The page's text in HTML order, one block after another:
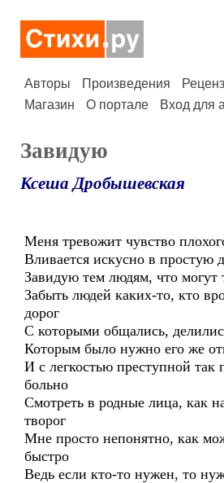
Авторы Произведения
Магазин
О портале Вход для
Завидую
Ксеша Дробышевская
Меня тревожит чувство
Вливается искусно в простую
Завидую тем людям, что могут
Забыть людей каких-то, кто
дорог
С которыми общались,
Которым было нужно его же
И с легкостью преступной так
больно
Смотреть в родные лица, как
творог
Мне просто непонятно, как
быстро
Ведь если кто-то нужен, то